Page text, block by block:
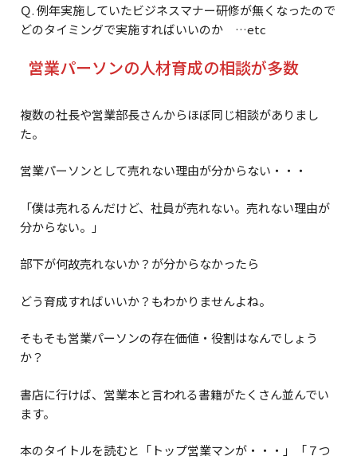
Ｑ. 例年実施していたビジネスマナー研修が無くなったので
どのタイミングで実施すればいいのか …etc
営業パーソンの人材育成の相談が多数
複数の社長や営業部長さんからほぼ同じ相談がありまし
た。
営業パーソンとして売れない理由が分からない・・・
「僕は売れるんだけど、社員が売れない。売れない理由が
分からない。」
部下が何故売れないか？が分からなかったら
どう育成すればいいか？もわかりませんよね。
そもそも営業パーソンの存在価値・役割はなんでしょう
か？
書店に行けば、営業本と言われる書籍がたくさん並んでい
ます。
本のタイトルを読むと「トップ営業マンが・・・」「７つ